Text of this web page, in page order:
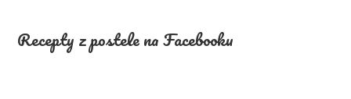
Recepty z postele na Facebooku